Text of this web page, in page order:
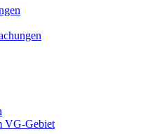
VG-Gebiet